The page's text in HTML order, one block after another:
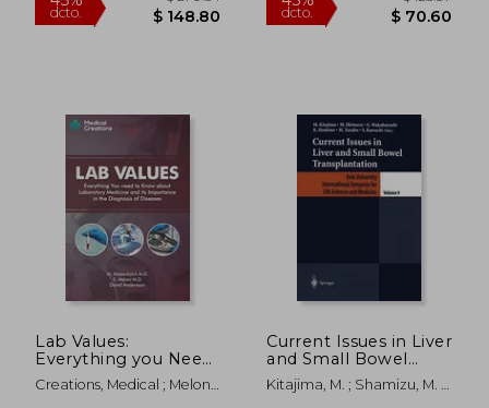
45%
dcto.
45%
dcto.
Lab Values:
Everything you Need
to Know About
Laboratory Medicine
Creations, Medical ; Meloni,
Current Issues in Liver
and Small Bowel
Transplantation (en
Inglés)
Kitajima, M. ; Shamizu, M. ;